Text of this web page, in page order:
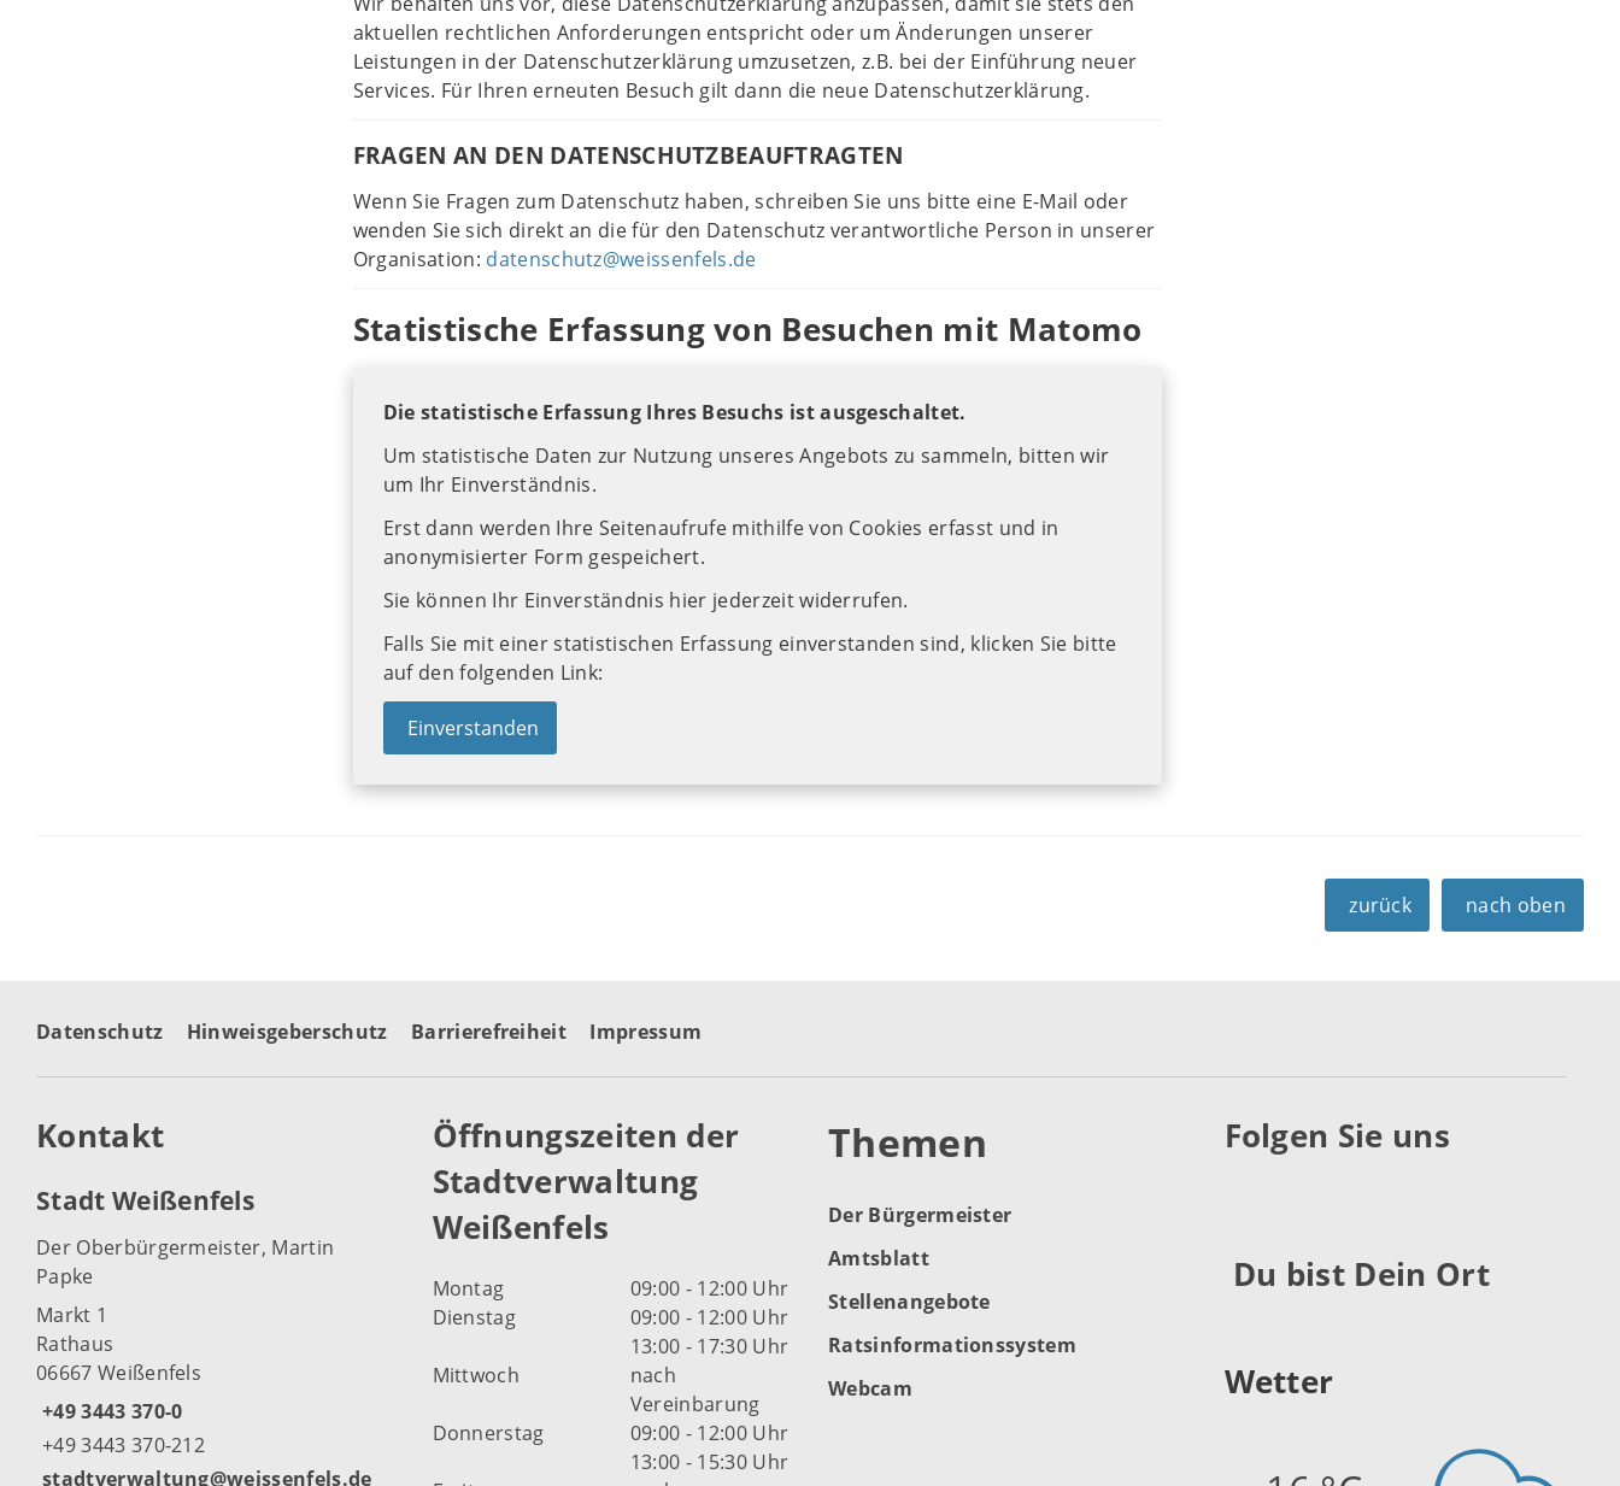
aktuellen rechtlichen Anforderungen entspricht oder um Änderungen unserer
Leistungen in der Datenschutzerklärung umzusetzen, z.B. bei der Einführung neuer
Services. Für Ihren erneuten Besuch gilt dann die neue Datenschutzerklärung.
FRAGEN AN DEN DATENSCHUTZBEAUFTRAGTEN
Wenn Sie Fragen zum Datenschutz haben, schreiben Sie uns bitte eine E-Mail oder
wenden Sie sich direkt an die für den Datenschutz verantwortliche Person in unserer
Organisation: datenschutz@weissenfels.de
Statistische Erfassung von Besuchen mit Matomo
Die statistische Erfassung Ihres Besuchs ist ausgeschaltet.
Um statistische Daten zur Nutzung unseres Angebots zu sammeln, bitten wir
um Ihr Einverständnis.
Erst dann werden Ihre Seitenaufrufe mithilfe von Cookies erfasst und in
anonymisierter Form gespeichert.
Sie können Ihr Einverständnis hier jederzeit widerrufen.
Falls Sie mit einer statistischen Erfassung einverstanden sind, klicken Sie bitte
auf den folgenden Link:
Einverstanden
zurück nach oben
Datenschutz Hinweisgeberschutz Barrierefreiheit Impressum
Kontakt
Stadt Weißenfels
Der Oberbürgermeister, Martin
Papke
Markt 1
Rathaus
06667 Weißenfels
+49 3443 370-0
+49 3443 370-212
stadtverwaltung@weissenfels.de
Öffnungszeiten der
Stadtverwaltung
Weißenfels
Montag
09:00 - 12:00 Uhr
Dienstag
09:00 - 12:00 Uhr
13:00 - 17:30 Uhr
Mittwoch
nach
Vereinbarung
Donnerstag
09:00 - 12:00 Uhr
13:00 - 15:30 Uhr
Themen
Der Bürgermeister
Amtsblatt
Stellenangebote
Ratsinformationssystem
Webcam
Folgen Sie uns
Du bist Dein Ort
Wetter